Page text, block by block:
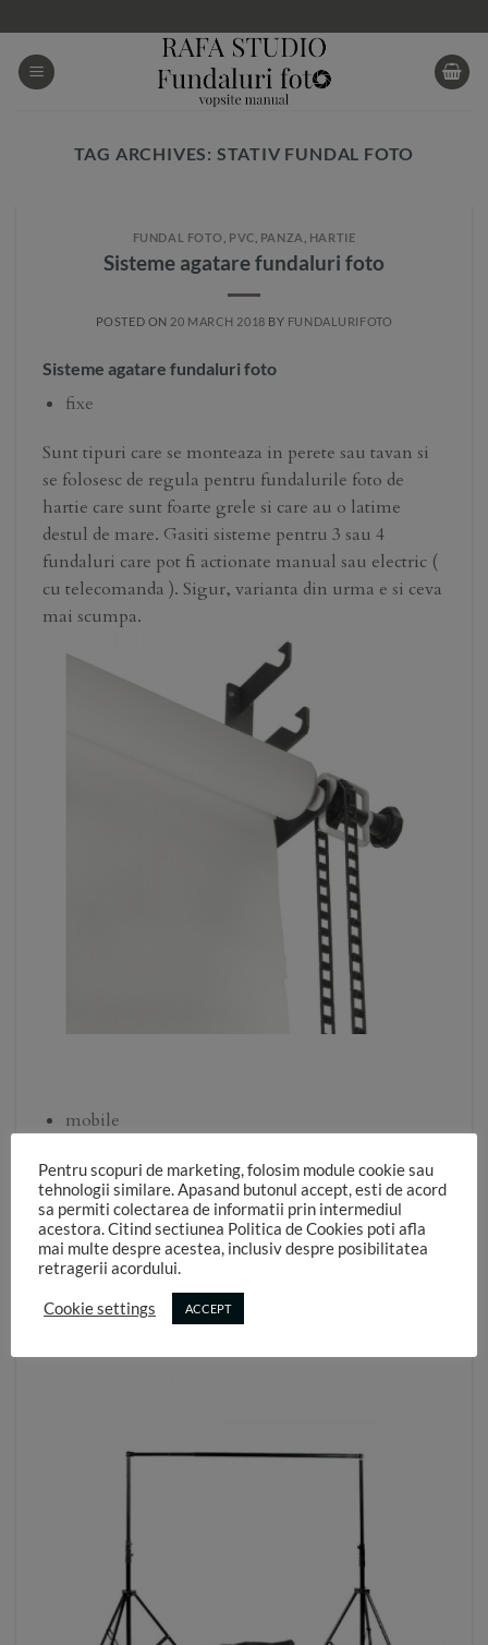
to
content
TAG ARCHIVES: STATIV FUNDAL FOTO
FUNDAL FOTO PVC PANZA HARTIE
Sisteme agatare fundaluri foto
POSTED ON 20 MARCH 2018 BY FUNDALURIFOTO
Sisteme agatare fundaluri foto
fixe
Sunt tipuri care se monteaza in perete sau tavan si
se folosesc de regula pentru fundalurile foto de
hartie care sunt foarte grele si care au o latime
destul de mare. Gasiti sisteme pentru 3 sau 4
fundaluri care pot fi actionate manual sau electric (
cu telecomanda ). Sigur, varianta din urma e si ceva
mai scumpa.
mobile
Sistemul mobil este format din doua stative pliabile
pe care se monteaza o bara din doua sau 3 bucati si
pe care puteti prinde fundaluri de pana la 3m
lungime ( cat are bara cu totul ). Acest sistem are
avantajul de a putea fi mutat unde se doreste insa
nu poti sa ai mai multe fundaluri agatate in acelasi
Pentru scopuri de marketing, folosim module cookie sau
tehnologii similare. Apasand butonul accept, esti de acord
sa permiti colectarea de informatii prin intermediul
acestora. Citind sectiunea Politica de Cookies poti afla
mai multe despre acestea, inclusiv despre posibilitatea
retragerii acordului.
Cookie settings ACCEPT